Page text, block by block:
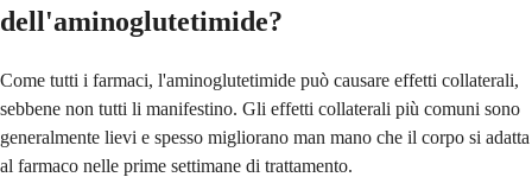
dell'aminoglutetimide?
Come tutti i farmaci, l'aminoglutetimide può causare effetti collaterali,
sebbene non tutti li manifestino. Gli effetti collaterali più comuni sono
generalmente lievi e spesso migliorano man mano che il corpo si adatta
al farmaco nelle prime settimane di trattamento.